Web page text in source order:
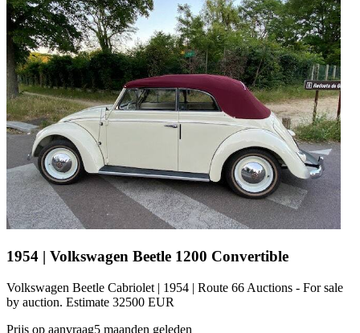
1954 | Volkswagen Beetle 1200 Convertible
Volkswagen Beetle Cabriolet | 1954 | Route 66 Auctions - For sale
by auction. Estimate 32500 EUR
Prijs op aanvraag5 maanden geleden